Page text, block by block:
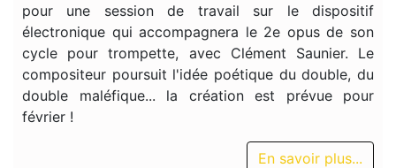
pour une session de travail sur le dispositif
électronique qui accompagnera le 2e opus de son
cycle pour trompette, avec Clément Saunier. Le
compositeur poursuit l'idée poétique du double, du
double maléfique... la création est prévue pour
février !
En savoir plus...